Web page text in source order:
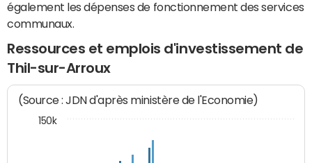
également les dépenses de fonctionnement des services
communaux.
Ressources et emplois d'investissement de
Thil-sur-Arroux
(Source : JDN d'après ministère de l'Economie)
150k